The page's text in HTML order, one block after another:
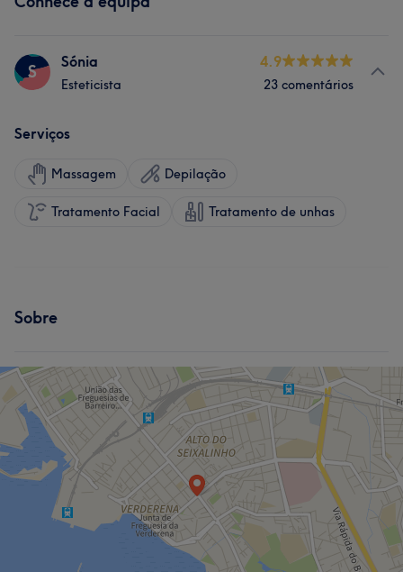
S Sónia
Esteticista
4.9
23 comentários
Serviços
Massagem Depilação
Tratamento Facial Tratamento de unhas
Sobre